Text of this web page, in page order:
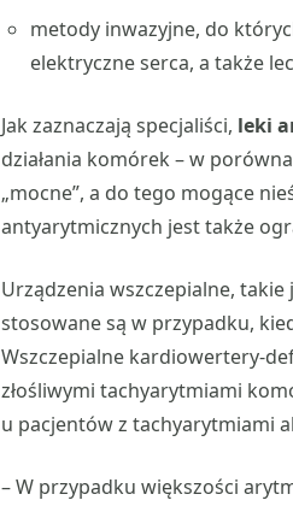
metody inwazyjne, do
elektryczne serca, a także
Jak zaznaczają specjaliści, leki
działania komórek – w
„mocne”, a do tego mogące
antyarytmicznych jest także
Urządzenia wszczepialne,
stosowane są w przypadku,
Wszczepialne kardiowertery-
złośliwymi tachyarytmiami
u pacjentów z tachyarytmiami
– W przypadku większości